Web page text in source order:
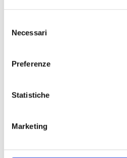
delNecessari
Preferenze
Statistiche
Marketing
Palaia
345 3349162